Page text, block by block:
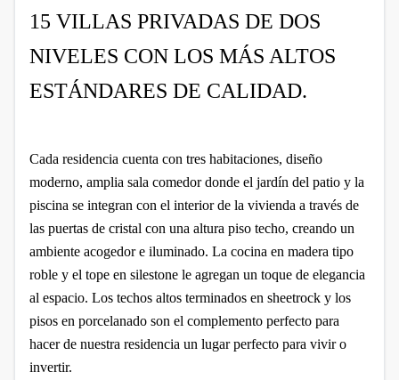
15 VILLAS PRIVADAS DE DOS
NIVELES CON LOS MÁS ALTOS
ESTÁNDARES DE CALIDAD.
Cada residencia cuenta con tres habitaciones, diseño
moderno, amplia sala comedor donde el jardín del patio y la
piscina se integran con el interior de la vivienda a través de
las puertas de cristal con una altura piso techo, creando un
ambiente acogedor e iluminado. La cocina en madera tipo
roble y el tope en silestone le agregan un toque de elegancia
al espacio. Los techos altos terminados en sheetrock y los
pisos en porcelanado son el complemento perfecto para
hacer de nuestra residencia un lugar perfecto para vivir o
invertir.